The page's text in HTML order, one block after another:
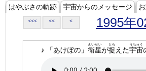
はやぶさの軌跡 宇宙からのメッセージ
<<< << < 1995年
♪ 「あけぼの」 衛星
えいせい
が捉
とら
えた宇宙
うちゅう